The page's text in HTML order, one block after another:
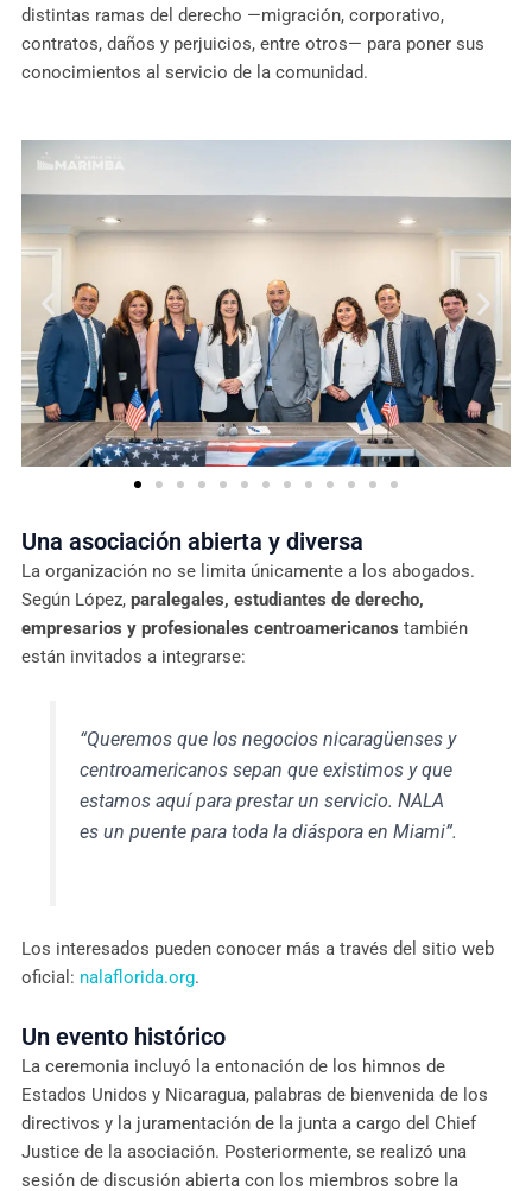
distintas ramas del derecho —migración, corporativo,
contratos, daños y perjuicios, entre otros— para poner sus
conocimientos al servicio de la comunidad.
Una asociación abierta y diversa
La organización no se limita únicamente a los abogados.
Según López, paralegales, estudiantes de derecho,
empresarios y profesionales centroamericanos también
están invitados a integrarse:
“Queremos que los negocios nicaragüenses y
centroamericanos sepan que existimos y que
estamos aquí para prestar un servicio. NALA
es un puente para toda la diáspora en Miami”.
Los interesados pueden conocer más a través del sitio web
oficial: nalaflorida.org.
Un evento histórico
La ceremonia incluyó la entonación de los himnos de
Estados Unidos y Nicaragua, palabras de bienvenida de los
directivos y la juramentación de la junta a cargo del Chief
Justice de la asociación. Posteriormente, se realizó una
sesión de discusión abierta con los miembros sobre la